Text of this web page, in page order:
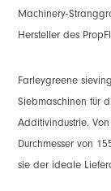
Machinery-
Hersteller des
Farleygreene
Siebmaschinen für
Additivindustrie.
Durchmesser von
sie der ideale